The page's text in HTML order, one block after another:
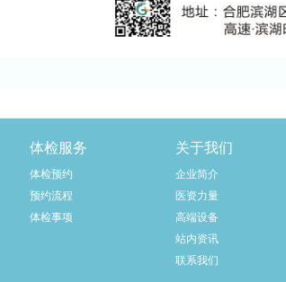
体检服务
体检预约
预约流程
体检事项
关于我们
企业简介
医资力量
高端设备
站内资讯
联系我们